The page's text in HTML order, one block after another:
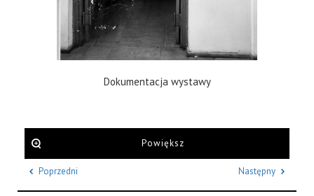
Dokumentacja wystawy
Powiększ
Poprzedni Następny